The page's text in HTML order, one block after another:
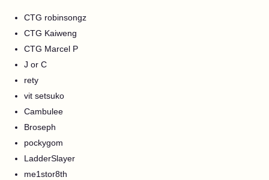
CTG robinsongz
CTG Kaiweng
CTG Marcel P
J or C
rety
vit setsuko
Cambulee
Broseph
pockygom
LadderSlayer
me1stor8th